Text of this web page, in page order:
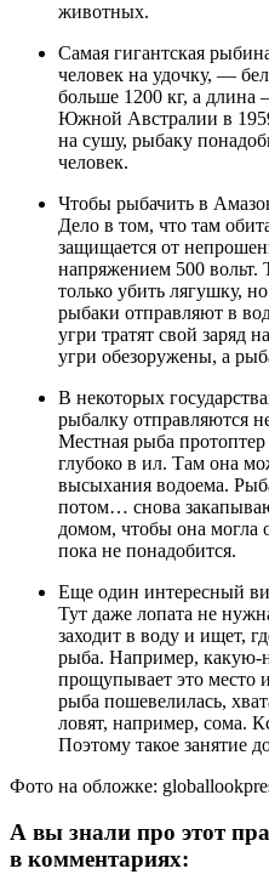
животных.
Самая гигантская
человек на удочку, —
больше 1200 кг, а
Южной Австралии в
на сушу, рыбаку
человек.
Чтобы рыбачить в
Дело в том, что там
защищается от
напряжением 500
только убить лягушку,
рыбаки отправляют в
угри тратят свой заряд
угри обезоружены, а
В некоторых
рыбалку отправляются
Местная рыба протоптер
глубоко в ил. Там она
высыхания водоема.
потом… снова
домом, чтобы она могла
пока не понадобится.
Еще один интересный
Тут даже лопата не
заходит в воду и ищет,
рыба. Например, какую-
прощупывает это место
рыба пошевелилась,
ловят, например, сома.
Поэтому такое занятие
Фото на обложке:
А вы знали про этот
в комментариях: